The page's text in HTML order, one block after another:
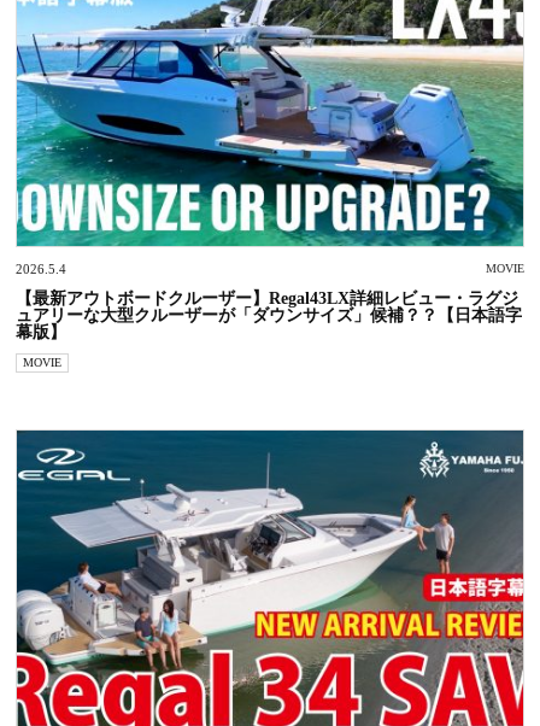
2026.5.4 MOVIE
【最新アウトボードクルーザー】Regal43LX詳細レビュー・ラグジ
ュアリーな大型クルーザーが「ダウンサイズ」候補？？【日本語字
幕版】
MOVIE